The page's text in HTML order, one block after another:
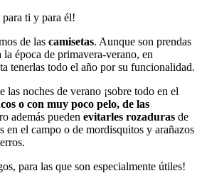
ti y para él!
de las camisetas. Aunque son prendas
la época de primavera-verano, en
tenerlas todo el año por su funcionalidad.
las noches de verano ¡sobre todo en el
o con muy poco pelo, de las
además pueden evitarles rozaduras de
en el campo o de mordisquitos y arañazos
para las que son especialmente útiles!